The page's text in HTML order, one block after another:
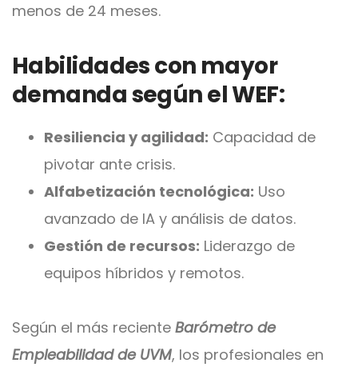
menos de 24 meses.
Habilidades con mayor
demanda según el WEF:
Resiliencia y agilidad: Capacidad de
pivotar ante crisis.
Alfabetización tecnológica: Uso
avanzado de IA y análisis de datos.
Gestión de recursos: Liderazgo de
equipos híbridos y remotos.
Según el más reciente Barómetro de
Empleabilidad de UVM, los profesionales en